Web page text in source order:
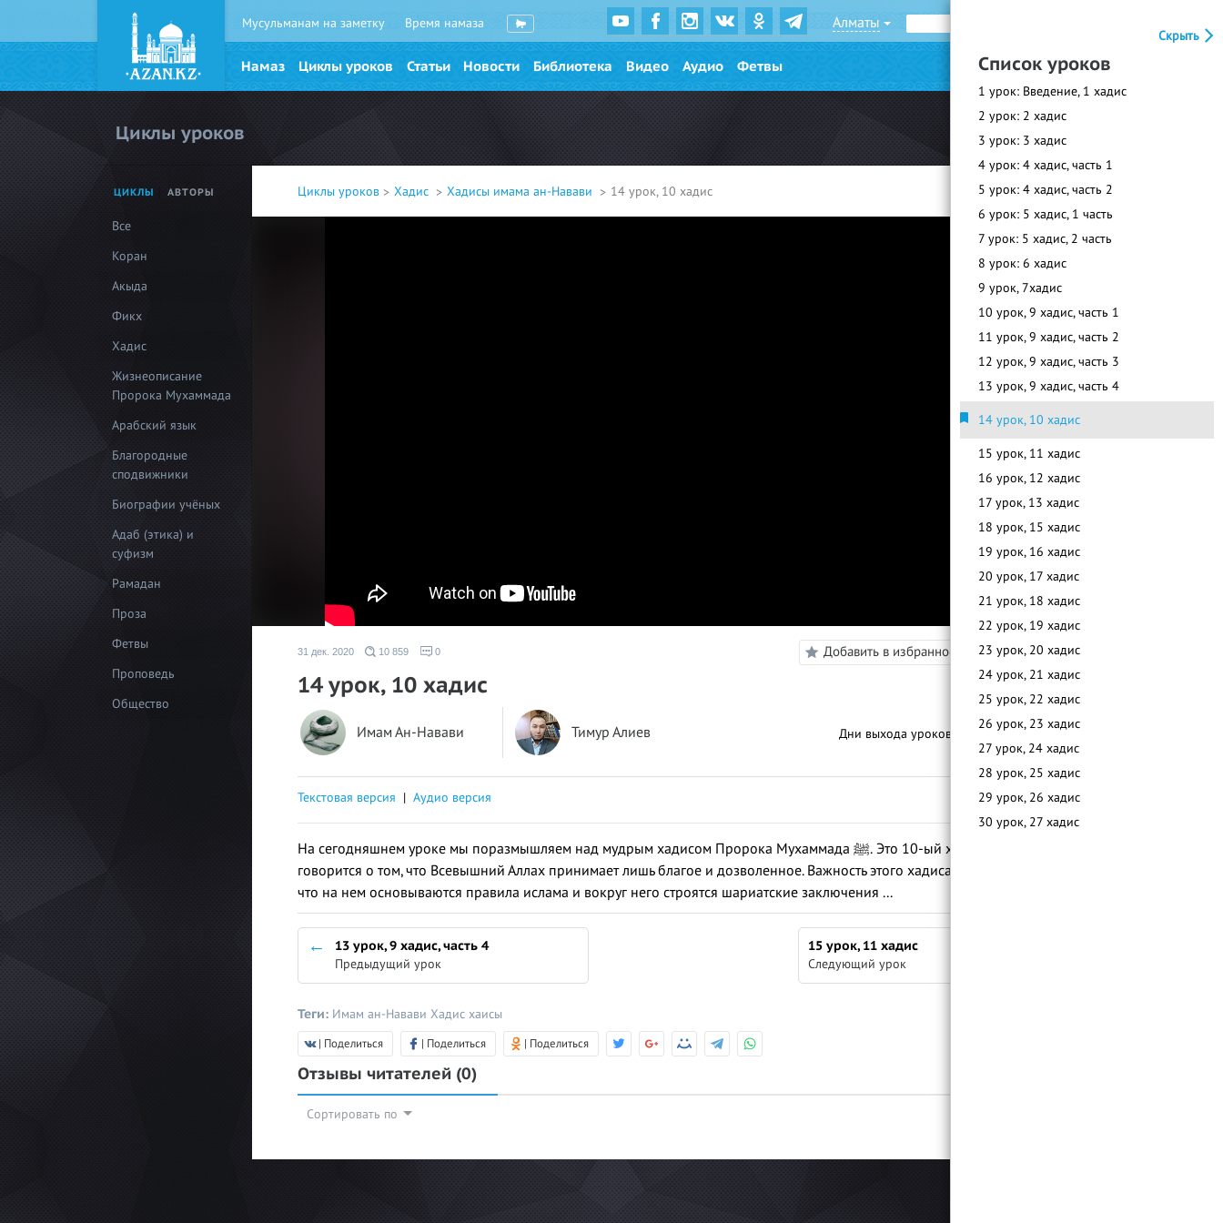
Мусульманам на заметку Время намаза Алматы
Намаз Циклы уроков Статьи Новости Библиотека Видео Аудио Фетвы Войти | Регистрация
Циклы уроков
ЦИКЛЫ АВТОРЫ
Все
Коран
Акыда
Фикх
Хадис
Жизнеописание
Пророка Мухаммада
Арабский язык
Благородные
сподвижники
Биографии учёных
Адаб (этика) и
суфизм
Рамадан
Проза
Фетвы
Проповедь
Общество
Циклы уроков Хадис Хадисы имама ан-Навави 14 урок, 10 хадис
31 дек. 2020 10 859 0 Добавить в избранное Режим просмотра
14 урок, 10 хадис
Имам Ан-Навави Тимур Алиев Дни выхода уроков: По Мере Готовности
Текстовая версия | Аудио версия
На сегодняшнем уроке мы поразмышляем над мудрым хадисом Пророка Мухаммада ﷺ. Это 10-ый хадис, в котором
говорится о том, что Всевышний Аллах принимает лишь благое и дозволенное. Важность этого хадиса заключается в том,
что на нем основываются правила ислама и вокруг него строятся шариатские заключения ...
13 урок, 9 хадис, часть 4
Предыдущий урок
15 урок, 11 хадис
Следующий урок
Теги: Имам ан-Навави Хадис хаисы
| Поделиться | Поделиться | Поделиться
Отзывы читателей (0)
Сортировать по
Скрыть
Список уроков
1 урок: Введение, 1 хадис
2 урок: 2 хадис
3 урок: 3 хадис
4 урок: 4 хадис, часть 1
5 урок: 4 хадис, часть 2
6 урок: 5 хадис, 1 часть
7 урок: 5 хадис, 2 часть
8 урок: 6 хадис
9 урок, 7хадис
10 урок, 9 хадис, часть 1
11 урок, 9 хадис, часть 2
12 урок, 9 хадис, часть 3
13 урок, 9 хадис, часть 4
14 урок, 10 хадис
15 урок, 11 хадис
16 урок, 12 хадис
17 урок, 13 хадис
18 урок, 15 хадис
19 урок, 16 хадис
20 урок, 17 хадис
21 урок, 18 хадис
22 урок, 19 хадис
23 урок, 20 хадис
24 урок, 21 хадис
25 урок, 22 хадис
26 урок, 23 хадис
27 урок, 24 хадис
28 урок, 25 хадис
29 урок, 26 хадис
30 урок, 27 хадис